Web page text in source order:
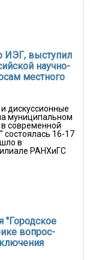
ИЭГ, выступил
научно-
местного
дискуссионные
муниципальном
современной
состоялась 16-17
в
РАНХиГС
"Городское
вопрос-